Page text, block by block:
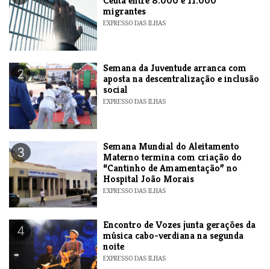
migrantes
EXPRESSO DAS ILHAS
2
Semana da Juventude arranca com
aposta na descentralização e inclusão
social
EXPRESSO DAS ILHAS
3
Semana Mundial do Aleitamento
Materno termina com criação do
“Cantinho de Amamentação” no
Hospital João Morais
EXPRESSO DAS ILHAS
4
Encontro de Vozes junta gerações da
música cabo-verdiana na segunda
noite
EXPRESSO DAS ILHAS